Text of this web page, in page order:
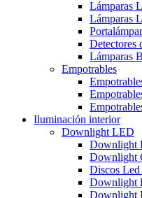
Lámparas
Lámparas
Detectores
Lámparas
Empotrables
Iluminación interior
Downlight LED
Downlight
Downlight
Discos
Downlight
Downlight